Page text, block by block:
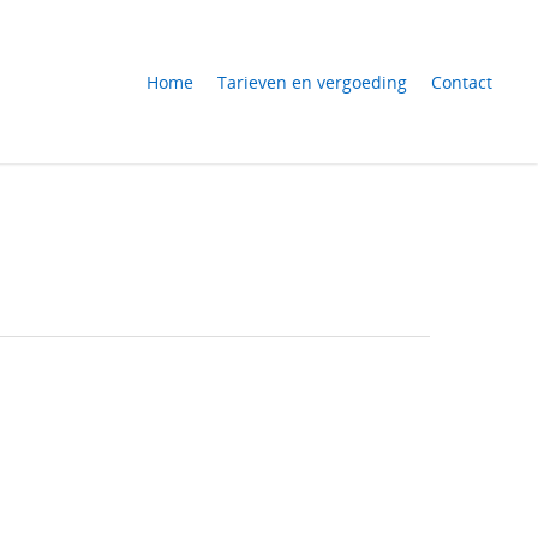
Home Tarieven en vergoeding Contact